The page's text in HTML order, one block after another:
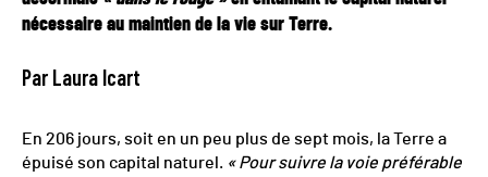
nécessaire au maintien de la vie sur Terre.
Par Laura Icart
En 206 jours, soit en un peu plus de sept mois, la Terre a
épuisé son capital naturel. « Pour suivre la voie préférable